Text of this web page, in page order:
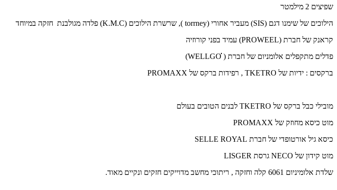
שפיצים 2 מילמטר
הילוכים של שימנו דגם (SIS) מעביר אחורי (torrney ), שרשרת הילוכים (K.M.C) פלדה מגולבנת חזקה במיוחד
קראנק של חברת (PROWEEL) עמיד בפני קורוזיה
פדלים מתקפלים אלומניום של חברת ( ׂWELLGOׁׁׁׁׂׂׂׂ)
ברקסים : ידיות של TKETRO , רפידות ברקס של PROMAXX
מובילי כבל ברקס של TKETRO לבנים הטובים בעולם
מוט כיסא מחוזק של PROMAXX
כיסא גיל אורטופדי של חברת SELLE ROYAL
מוט קידון של NECO גרסת LISGER
שלדת אלומיניום 6061 קלה וחזקה , ריתוכי מחשב מדוייקים חזקים ונקיים מאוד.